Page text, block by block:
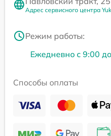
Адрес сервисного центра
Режим работы:
Ежедневно с 9:00
Способы оплаты